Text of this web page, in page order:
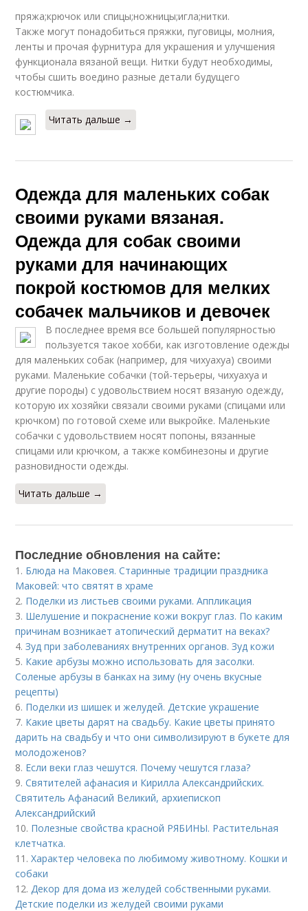
пряжа;крючок или спицы;ножницы;игла;нитки.
Также могут понадобиться пряжки, пуговицы, молния,
ленты и прочая фурнитура для украшения и улучшения
функционала вязаной вещи. Нитки будут необходимы,
чтобы сшить воедино разные детали будущего
костюмчика.
Читать дальше →
Одежда для маленьких собак
своими руками вязаная.
Одежда для собак своими
руками для начинающих
покрой костюмов для мелких
собачек мальчиков и девочек
В последнее время все большей популярностью
пользуется такое хобби, как изготовление одежды
для маленьких собак (например, для чихуахуа) своими
руками. Маленькие собачки (той-терьеры, чихуахуа и
другие породы) с удовольствием носят вязаную одежду,
которую их хозяйки связали своими руками (спицами или
крючком) по готовой схеме или выкройке. Маленькие
собачки с удовольствием носят попоны, вязанные
спицами или крючком, а также комбинезоны и другие
разновидности одежды.
Читать дальше →
Последние обновления на сайте:
1. Блюда на Маковея. Старинные традиции праздника
Маковей: что святят в храме
2. Поделки из листьев своими руками. Аппликация
3. Шелушение и покраснение кожи вокруг глаз. По каким
причинам возникает атопический дерматит на веках?
4.Зуд при заболеваниях внутренних органов. Зуд кожи
5. Какие арбузы можно использовать для засолки.
Соленые арбузы в банках на зиму (ну очень вкусные
рецепты)
6. Поделки из шишек и желудей. Детские украшение
7. Какие цветы дарят на свадьбу. Какие цветы принято
дарить на свадьбу и что они символизируют в букете для
молодоженов?
8. Если веки глаз чешутся. Почему чешутся глаза?
9.Святителей афанасия и Кирилла Александрийских.
Святитель Афанасий Великий, архиепископ
Александрийский
10. Полезные свойства красной РЯБИНЫ. Растительная
клетчатка.
11.Характер человека по любимому животному. Кошки и
собаки
12. Декор для дома из желудей собственными руками.
Детские поделки из желудей своими руками